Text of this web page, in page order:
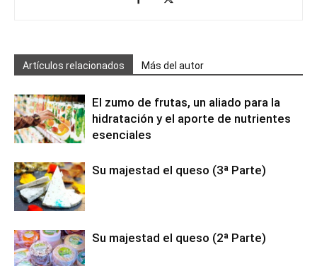
Artículos relacionados Más del autor
El zumo de frutas, un aliado para la
hidratación y el aporte de nutrientes
esenciales
Su majestad el queso (3ª Parte)
Su majestad el queso (2ª Parte)